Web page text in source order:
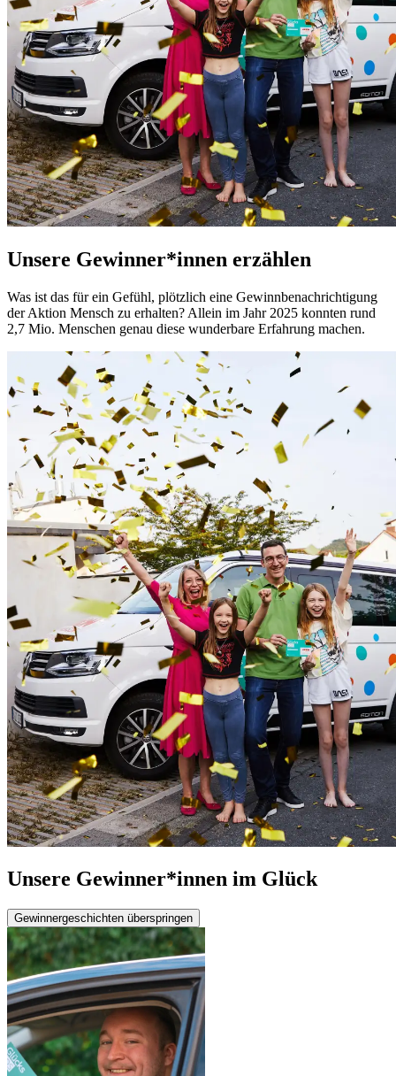
Unsere Gewinner*innen erzählen
Was ist das für ein Gefühl, plötzlich eine Gewinnbenachrichtigung
der Aktion Mensch zu erhalten? Allein im Jahr 2025 konnten rund
2,7 Mio. Menschen genau diese wunderbare Erfahrung machen.
Unsere Gewinner*innen im Glück
Gewinnergeschichten überspringen